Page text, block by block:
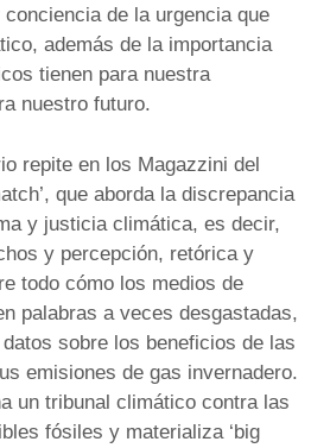
de la urgencia que
además de la importancia
tienen para nuestra
nuestro futuro.
repite en los Magazzini del
que aborda la discrepancia
y justicia climática, es decir,
y percepción, retórica y
todo cómo los medios de
palabras a veces desgastadas,
sobre los beneficios de las
emisiones de gas invernadero.
un tribunal climático contra las
fósiles y materializa ‘big